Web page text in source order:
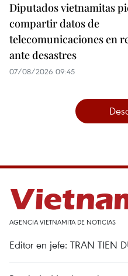
Diputados vietnamitas
compartir datos de
telecomunicaciones en
ante desastres
07/08/2026 09:45
AGENCIA VIETNAMITA DE NOTICIAS
Editor en jefe: TRAN TIEN